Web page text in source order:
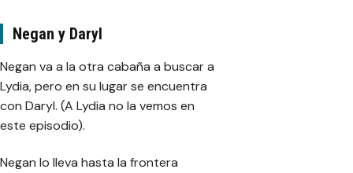
Negan y Daryl
Negan va a la otra cabaña a buscar a
Lydia, pero en su lugar se encuentra
con Daryl. (A Lydia no la vemos en
este episodio).
Negan lo lleva hasta la frontera